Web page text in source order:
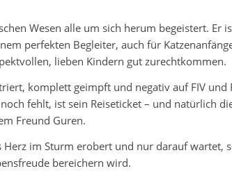
Wesen alle um sich herum begeistert. Er
perfekten Begleiter, auch für
lieben Kindern gut zurechtkommen.
komplett geimpft und negativ auf FIV
fehlt, ist sein Reiseticket – und natürlich
Freund Guren.
im Sturm erobert und nur darauf
bereichern wird.